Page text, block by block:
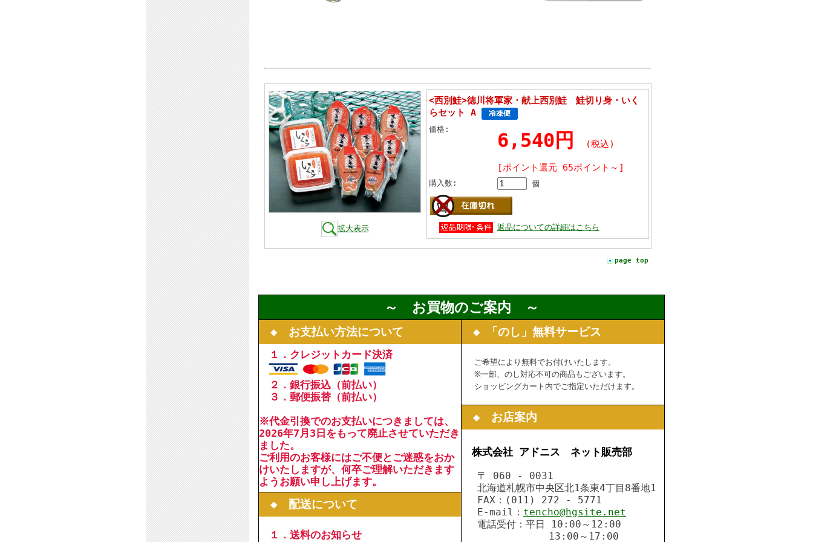
拡大表示
<西別鮭>徳川将軍家・献上西別鮭 鮭切り身・いく
らセット A
価格: 6,540円 (税込)
[ポイント還元 65ポイント～]
購入数: 個
返品についての詳細はこちら
page top
～ お買物のご案内 ～
◆ お支払い方法について
１．クレジットカード決済
２．銀行振込（前払い）
３．郵便振替（前払い）
※代金引換でのお支払いにつきましては、
2026年7月3日をもって廃止させていただき
ました。
ご利用のお客様にはご不便とご迷惑をおか
けいたしますが、何卒ご理解いただきます
ようお願い申し上げます。
◆ 配送について
１．送料のお知らせ
◆ 「のし」無料サービス
ご希望により無料でお付けいたします。
※一部、のし対応不可の商品もございます。
ショッピングカート内でご指定いただけます。
◆ お店案内
株式会社 アドニス ネット販売部
〒 060 - 0031
北海道札幌市中央区北1条東4丁目8番地1
FAX：(011) 272 - 5771
E-mail： tencho@hgsite.net
電話受付：平日 10:00～12:00
13:00～17:00